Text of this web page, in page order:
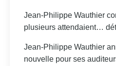
Jean-Philippe Wauthier
plusieurs attendaient…
Jean-Philippe Wauthier
nouvelle pour ses